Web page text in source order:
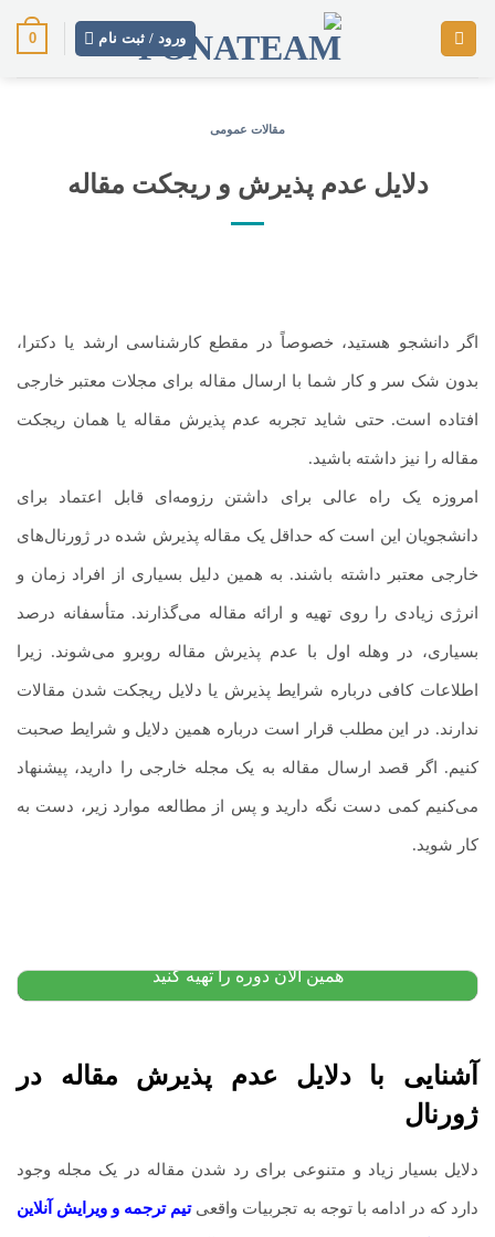
ورود / ثبت نام 0
مقالات عمومی
دلایل عدم پذیرش و ریجکت مقاله
اگر دانشجو هستید، خصوصاً در مقطع کارشناسی ارشد یا دکترا،
بدون شک سر و کار شما با ارسال مقاله برای مجلات معتبر خارجی
افتاده است. حتی شاید تجربه عدم پذیرش مقاله یا همان ریجکت
مقاله را نیز داشته باشید.
امروزه یک راه عالی برای داشتن رزومه‌ای قابل اعتماد برای
دانشجویان این است که حداقل یک مقاله پذیرش شده در ژورنال‌های
خارجی معتبر داشته باشند. به همین دلیل بسیاری از افراد زمان و
انرژی زیادی را روی تهیه و ارائه مقاله می‌گذارند. متأسفانه درصد
بسیاری، در وهله اول با عدم پذیرش مقاله روبرو می‌شوند. زیرا
اطلاعات کافی درباره شرایط پذیرش یا دلایل ریجکت شدن مقالات
ندارند. در این مطلب قرار است درباره همین دلایل و شرایط صحبت
کنیم. اگر قصد ارسال مقاله به یک مجله خارجی را دارید، پیشنهاد
می‌کنیم کمی دست نگه دارید و پس از مطالعه موارد زیر، دست به
کار شوید.
همین الان دوره را تهیه کنید
آشنایی با دلایل عدم پذیرش مقاله در
ژورنال
دلایل بسیار زیاد و متنوعی برای رد شدن مقاله در یک مجله وجود
دارد که در ادامه با توجه به تجربیات واقعیتیم ترجمه و ویرایش آنلاین